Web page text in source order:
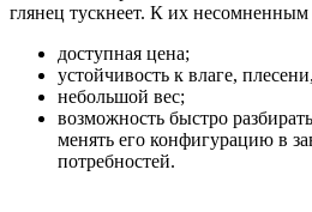
глянец тускнеет. К их несомненным
доступная цена;
устойчивость к влаге,
небольшой вес;
возможность быстро
менять его конфигурацию в
потребностей.